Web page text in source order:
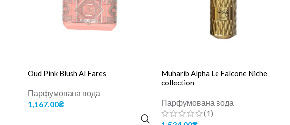
Oud Pink Blush Al Fares
Парфумована вода
1,167.00₴
Muharib Alpha Le Falcone Niche
collection
Парфумована вода
(1)